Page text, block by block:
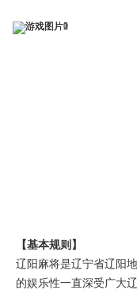
【基本规则】
辽阳麻将是辽宁省辽阳
的娱乐性一直深受广大